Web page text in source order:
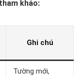
khảo:
Ghi chú
Tường mới,